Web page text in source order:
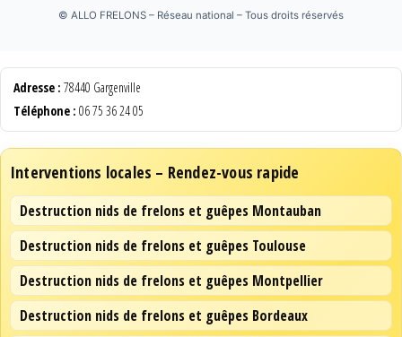
© ALLO FRELONS – Réseau national – Tous droits réservés
Adresse : 78440 Gargenville
Téléphone : 06 75 36 24 05
Interventions locales – Rendez-vous rapide
Destruction nids de frelons et guêpes Montauban
Destruction nids de frelons et guêpes Toulouse
Destruction nids de frelons et guêpes Montpellier
Destruction nids de frelons et guêpes Bordeaux